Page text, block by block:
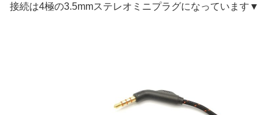
接続は4極の3.5mmステレオミニプラグになっています▼